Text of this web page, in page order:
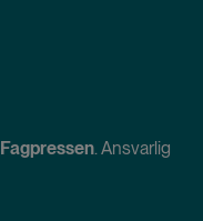
Fagpressen. Ansvarlig